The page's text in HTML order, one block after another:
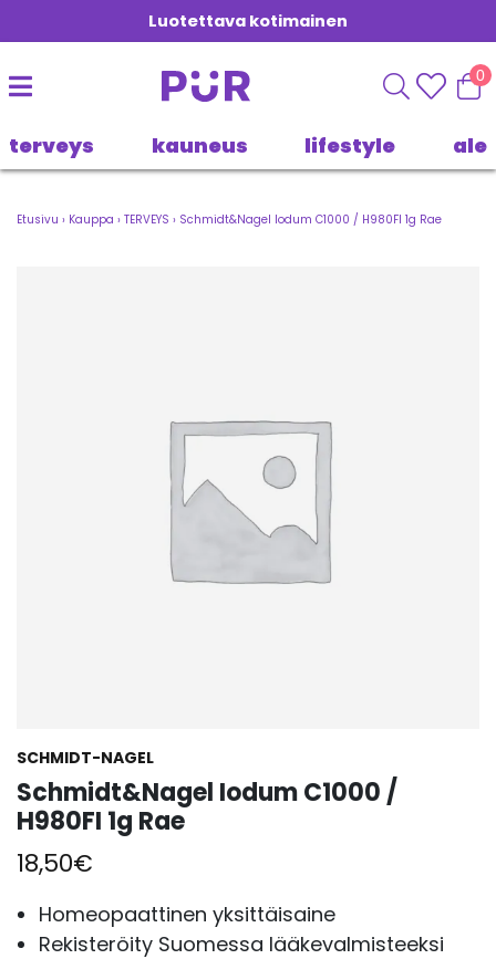
Luotettava kotimainen
0
terveys kauneus lifestyle ale
Etusivu › Kauppa › TERVEYS › Schmidt&Nagel Iodum C1000 / H980FI 1g Rae
SCHMIDT-NAGEL
Schmidt&Nagel Iodum C1000 /
H980FI 1g Rae
18,50€
Homeopaattinen yksittäisaine
Rekisteröity Suomessa lääkevalmisteeksi